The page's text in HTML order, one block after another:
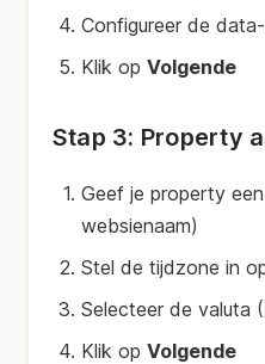
Configureer de
Klik op Volgende
Stap 3: Property
Geef je property
websienaam)
Stel de tijdzone in
Selecteer de valuta
Klik op Volgende